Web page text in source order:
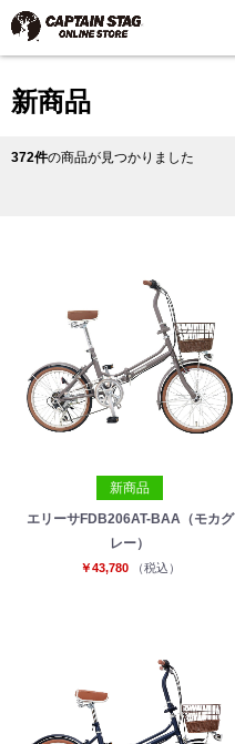
新商品
372件の商品が見つかりました
新商品
エリーサFDB206AT-BAA（モカグ
レー）
￥43,780 （税込）